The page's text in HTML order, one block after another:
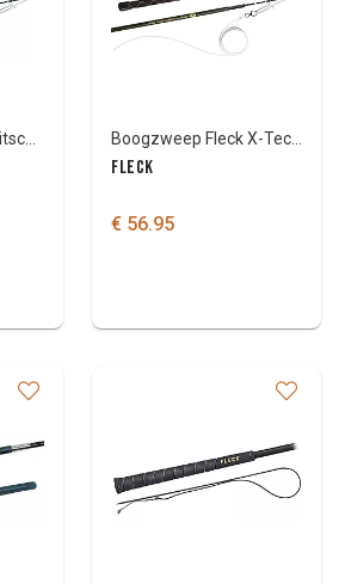
FLECK
€ 56.95